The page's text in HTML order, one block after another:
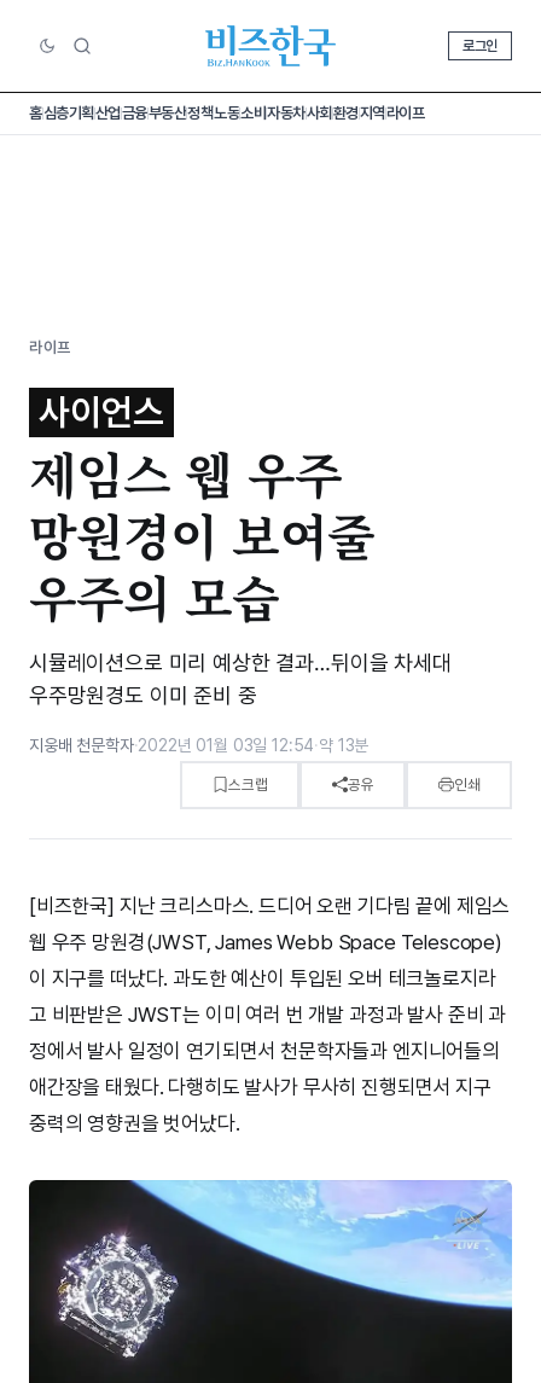
로그인
홈심층기획산업금융부동산정책노동소비 자동차사회환경지역라이프
라이프
사이언스
제임스 웹 우주
망원경이 보여줄
우주의 모습
시뮬레이션으로 미리 예상한 결과…뒤이을 차세대
우주망원경도 이미 준비 중
지웅배 천문학자·2022년 01월 03일 12:54·약 13분
스크랩 공유 인쇄
[비즈한국] 지난 크리스마스. 드디어 오랜 기다림 끝에 제임스
웹 우주 망원경(JWST, James Webb Space Telescope)
이 지구를 떠났다. 과도한 예산이 투입된 오버 테크놀로지라
고 비판받은 JWST는 이미 여러 번 개발 과정과 발사 준비 과
정에서 발사 일정이 연기되면서 천문학자들과 엔지니어들의
애간장을 태웠다. 다행히도 발사가 무사히 진행되면서 지구
중력의 영향권을 벗어났다.